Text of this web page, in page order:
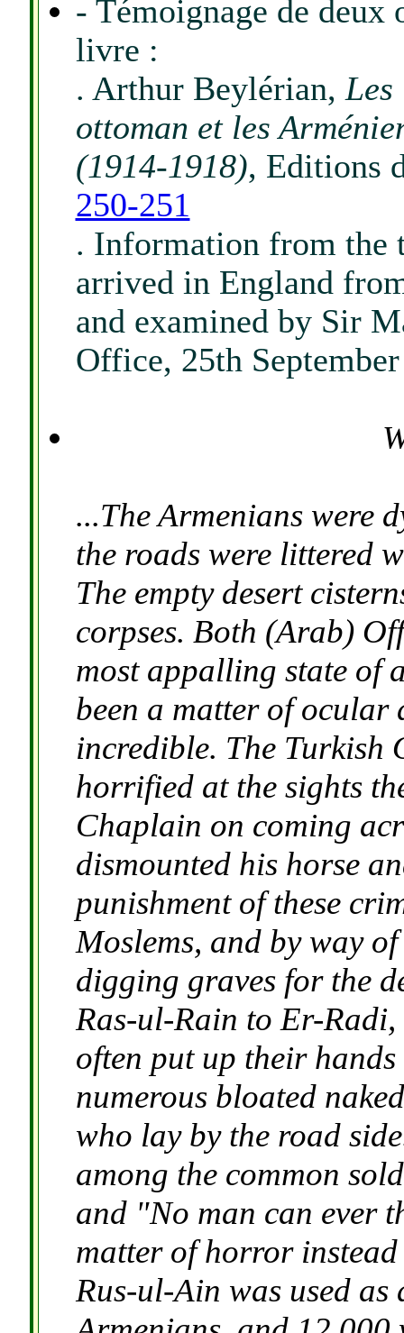
- Témoignage de deux
livre :
. Arthur Beylérian, Les
ottoman et les
(1914-1918), Editions
250-251
. Information from the
arrived in England
and examined by Sir
Office, 25th
...The Armenians were
the roads were littered
The empty desert
corpses. Both (Arab)
most appalling state of
been a matter of
incredible. The Turkish
horrified at the sights
Chaplain on coming
dismounted his horse
punishment of these
Moslems, and by way
digging graves for the
Ras-ul-Rain to Er-
often put up their
numerous bloated
who lay by the road
among the common
and "No man can ever
matter of horror
Rus-ul-Ain was used